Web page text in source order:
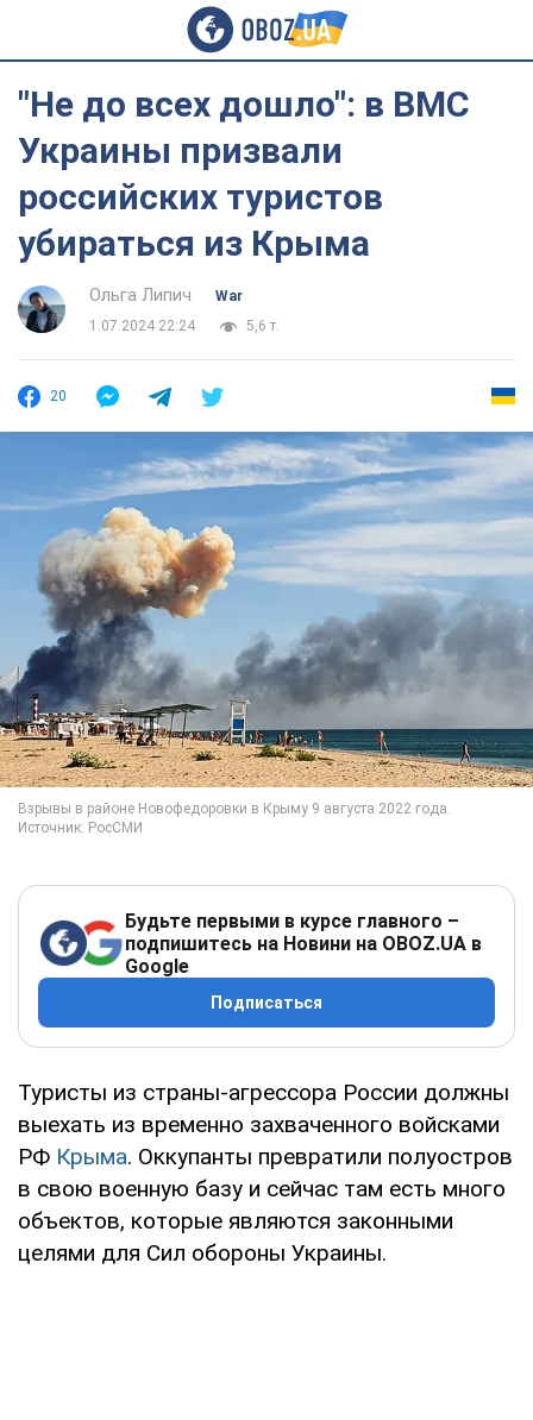
"Не до всех дошло": в ВМС
Украины призвали
российских туристов
убираться из Крыма
Ольга Липич
War
1.07.2024 22:24
5,6 т.
20
Будьте первыми в курсе главного –
подпишитесь на Новини на OBOZ.UA в
Google
Подписаться
Туристы из страны-агрессора России должны
выехать из временно захваченного войсками
РФ Крыма. Оккупанты превратили полуостров
в свою военную базу и сейчас там есть много
объектов, которые являются законными
целями для Сил обороны Украины.